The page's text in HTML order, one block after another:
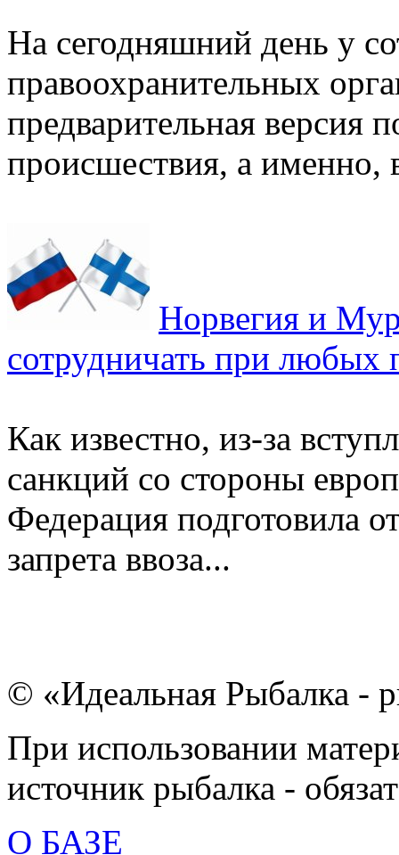
На сегодняшний день у
правоохранительных
предварительная версия
происшествия, а именно,
Норвегия и
сотрудничать при любых
Как известно, из-за
санкций со стороны
Федерация подготовила
запрета ввоза...
© «Идеальная Рыбалка -
При использовании
источник рыбалка -
О БАЗЕ